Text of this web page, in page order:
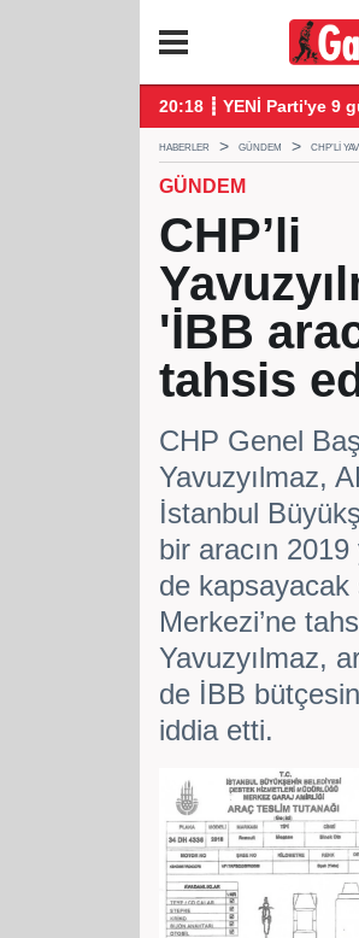
yasa tartışmalarla başladı
20:18 ┋ YENİ Parti'ye 9
HABERLER GÜNDEM CHP’LI
GÜNDEM
CHP’li
'İBB
tahsis
CHP Genel
Yavuzyılmaz,
İstanbul
bir aracın
de
Merkezi’ne
Yavuzyılmaz,
de İBB
iddia etti.